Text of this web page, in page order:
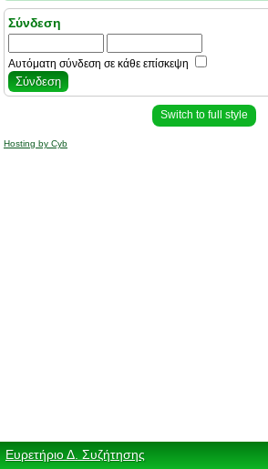
Σύνδεση
Αυτόματη σύνδεση σε κάθε επίσκεψη
Switch to full style
Hosting by Cyb
Ευρετήριο Δ. Συζήτησης